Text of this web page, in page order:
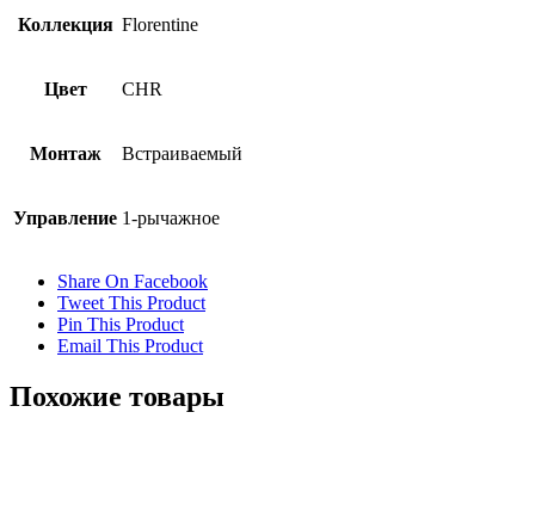
Коллекция Florentine
Цвет CHR
Монтаж Встраиваемый
Управление 1-рычажное
Share On Facebook
Tweet This Product
Pin This Product
Email This Product
Похожие товары